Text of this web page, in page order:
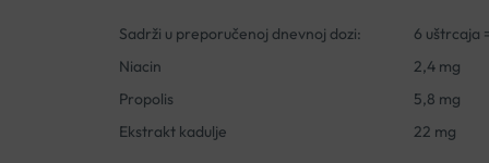
Sadrži u preporučenoj dnevnoj dozi:
6 uštrcaja
Niacin
2,4 mg
Propolis
5,8 mg
Ekstrakt kadulje
22 mg